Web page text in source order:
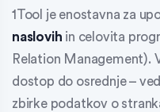
1Tool je enostavna za
naslovih in celovita
Relation Management).
dostop do osrednje –
zbirke podatkov o